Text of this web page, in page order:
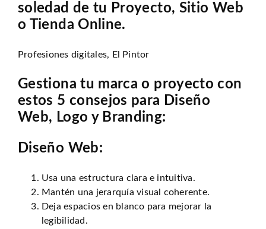
soledad de tu Proyecto, Sitio Web
o Tienda Online.
Profesiones digitales, El Pintor
Gestiona tu marca o proyecto con
estos 5 consejos para Diseño
Web, Logo y Branding:
Diseño Web:
Usa una estructura clara e intuitiva.
Mantén una jerarquía visual coherente.
Deja espacios en blanco para mejorar la
legibilidad.